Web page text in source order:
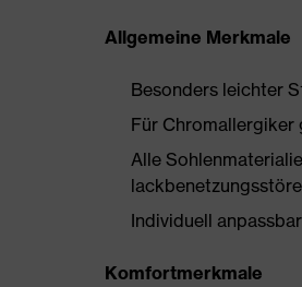
Allgemeine Merkmale
Besonders leichter
Für Chromallergiker
Alle
Individuell
Komfortmerkmale